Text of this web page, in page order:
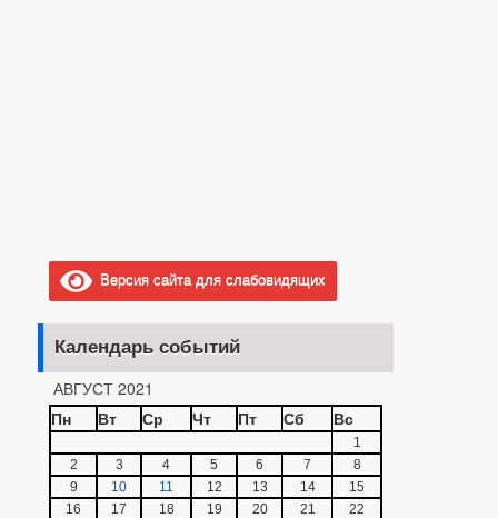
Версия сайта для слабовидящих
Календарь событий
АВГУСТ 2021
Пн
Вт Ср Чт Пт Сб Вс
1
2
3 4 5 6 7
8
9
10 11 12 13 14
15
16
17 18 19 20 21
22